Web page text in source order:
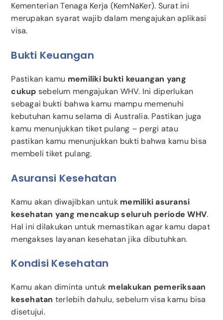
Kementerian Tenaga Kerja (KemNaKer). Surat ini
merupakan syarat wajib dalam mengajukan aplikasi
visa.
Bukti Keuangan
Pastikan kamu memiliki bukti keuangan yang
cukup sebelum mengajukan WHV. Ini diperlukan
sebagai bukti bahwa kamu mampu memenuhi
kebutuhan kamu selama di Australia. Pastikan juga
kamu menunjukkan tiket pulang – pergi atau
pastikan kamu menunjukkan bukti bahwa kamu bisa
membeli tiket pulang.
Asuransi Kesehatan
Kamu akan diwajibkan untuk memiliki asuransi
kesehatan yang mencakup seluruh periode WHV.
Hal ini dilakukan untuk memastikan agar kamu dapat
mengakses layanan kesehatan jika dibutuhkan.
Kondisi Kesehatan
Kamu akan diminta untuk melakukan pemeriksaan
kesehatan terlebih dahulu, sebelum visa kamu bisa
disetujui.